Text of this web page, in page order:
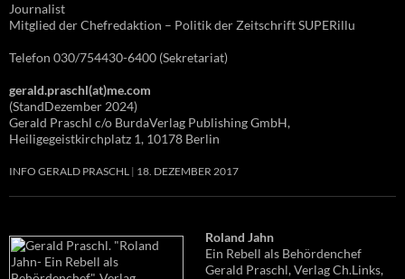
Journalist
Mitglied der Chefredaktion – Politik der Zeitschrift SUPERillu
Telefon 030/754430-6400 (Sekretariat)
gerald.praschl(at)me.com
(StandDezember 2024)
Gerald Praschl c/o BurdaVerlag Publishing GmbH,
Heiligegeistkirchplatz 1, 10178 Berlin
INFO GERALD PRASCHL 18. DEZEMBER 2017
Roland Jahn
Ein Rebell als Behördenchef
Gerald Praschl, Verlag Ch.Links,